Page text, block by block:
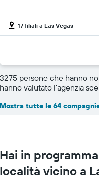
17 filiali a Las Vegas
3275 persone che hanno
hanno valutato l'agenzia
Mostra tutte le 64
Hai in
località vicino a